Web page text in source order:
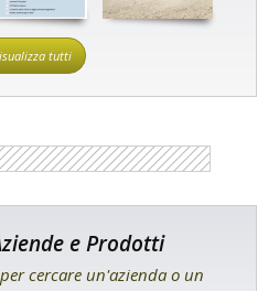
tutti
e Prodotti
cercare un'azienda o un